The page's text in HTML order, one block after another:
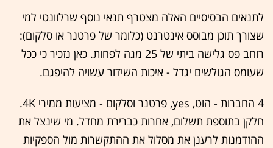
לתנאים הבסיסיים האלה מצטרף תנאי נוסף שרלוונטי למי
שצורך תוכן מבוסס אינטרנט (כלומר של פרטנר או סלקום):
רוחב פס גלישה ביתי של 25 מגה לפחות. כאן נזכיר כי ככל
שעומס הגולשים יגדל - איכות השידור עשויה להיפגם.
4 החברות - הוט, yes, פרטנר וסלקום - מציעות ממירי 4K.
חלקן בתוספת תשלום, אחרות כברירת מחדל. מי שינצל את
ההזדמנות לרענן את מסלול את ההתקשרות מול הספקיות